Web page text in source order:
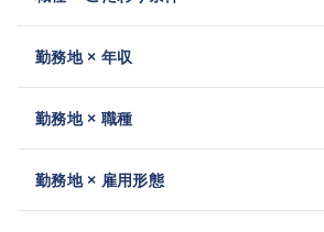
勤務地 × 年収
勤務地 × 職種
勤務地 × 雇用形態